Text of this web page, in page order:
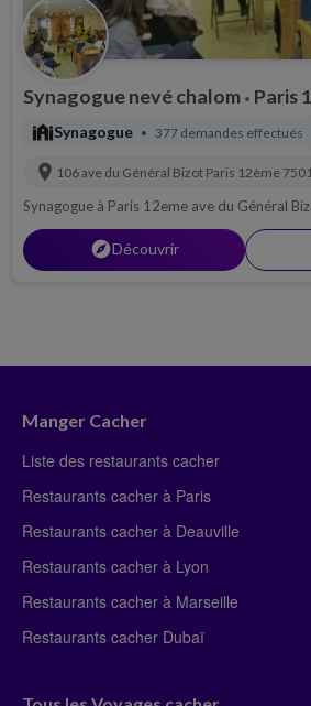
Synagogue nevé chalom • Paris
synagogueSynagogue • 377 demandes effectués
location_on 106 ave du Général Bizot Paris 12ème
Synagogue à Paris 12eme ave du Général
explorerDécouvrir
Manger Cacher
Liste des restaurants cacher
Restaurants cacher à Paris
Restaurants cacher à Deauville
Restaurants cacher à Lyon
Restaurants cacher à Marseille
Restaurants cacher Dubaï